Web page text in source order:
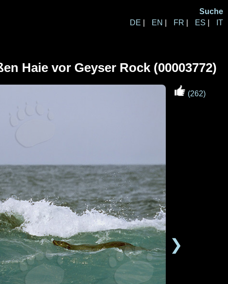
Suche
DE
EN FR ES IT
Haie vor Geyser Rock (00003772)
❯
(262)